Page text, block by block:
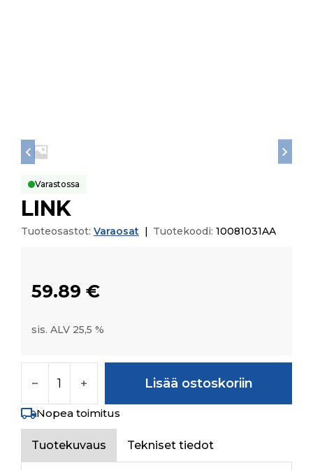
Varastossa
LINK
Tuoteosastot: Varaosat Tuotekoodi: 10081031AA
59.89 €
sis. ALV 25,5 %
Lisää ostoskoriin
Nopea toimitus
Tuotekuvaus Tekniset tiedot